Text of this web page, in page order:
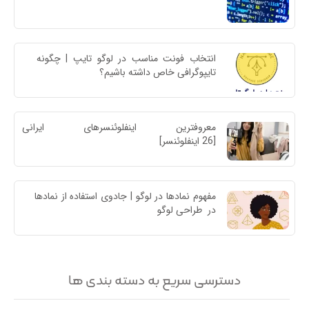
انتخاب فونت مناسب در لوگو تایپ | چگونه
تایپوگرافی خاص داشته باشیم؟
معروفترین اینفلوئنسرهای
[26 اینفلوئنسر]
مفهوم نمادها در لوگو | جادوی استفاده از نمادها
در  طراحی لوگو
دسترسی سریع به دسته بندی ها